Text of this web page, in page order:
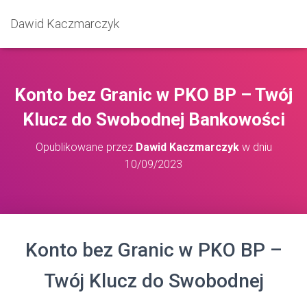
Dawid Kaczmarczyk
Konto bez Granic w PKO BP – Twój
Klucz do Swobodnej Bankowości
Opublikowane przez Dawid Kaczmarczykw dniu
10/09/2023
Konto bez Granic w PKO BP –
Twój Klucz do Swobodnej